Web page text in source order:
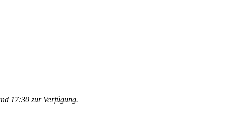
17:30 zur Verfügung.